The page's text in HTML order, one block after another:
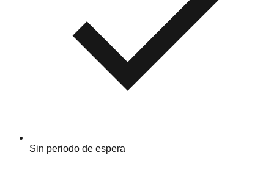
Sin periodo de espera